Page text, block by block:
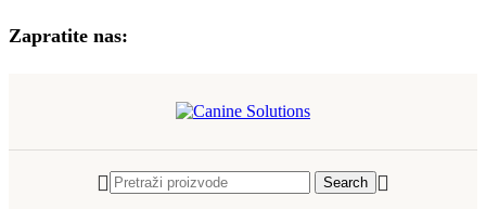
Zapratite nas:
Search